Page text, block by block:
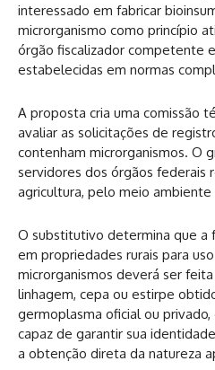
interessado em fabricar
microrganismo como princípio
órgão fiscalizador competente
estabelecidas em normas
A proposta cria uma comissão
avaliar as solicitações de
contenham microrganismos. O
servidores dos órgãos federais
agricultura, pelo meio ambiente
O substitutivo determina que a
em propriedades rurais para
microrganismos deverá ser
linhagem, cepa ou estirpe
germoplasma oficial ou
capaz de garantir sua
a obtenção direta da natureza